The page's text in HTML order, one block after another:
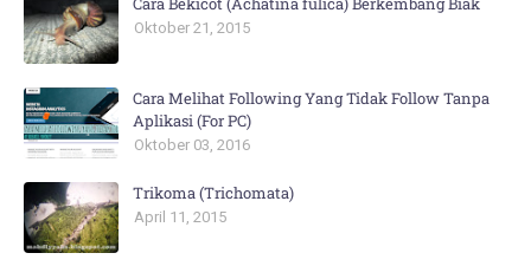
Oktober 21, 2015
Cara Melihat Following Yang Tidak Follow Tanpa
Aplikasi (For PC)
Oktober 03, 2016
Trikoma (Trichomata)
April 11, 2015